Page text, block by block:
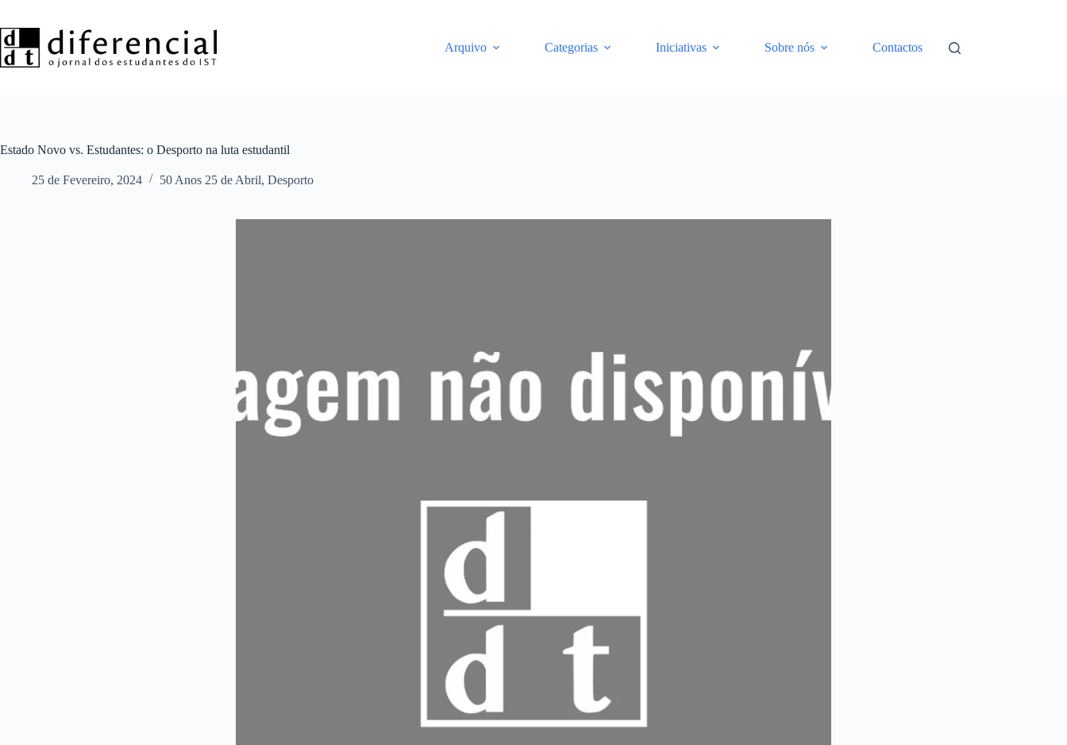
o
conteúdo
Arquivo Categorias Iniciativas Sobre nós Contactos
Estado Novo vs. Estudantes: o Desporto na luta estudantil
25 de Fevereiro, 2024 50 Anos 25 de Abril, Desporto